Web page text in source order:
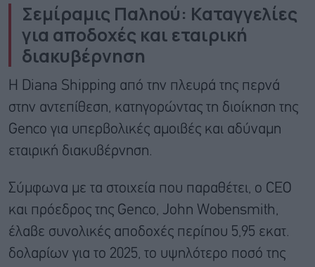
Σεμίραμις Παληού: Καταγγελίες
για αποδοχές και εταιρική
διακυβέρνηση
Η Diana Shipping από την πλευρά της περνά
στην αντεπίθεση, κατηγορώντας τη διοίκηση της
Genco για υπερβολικές αμοιβές και αδύναμη
εταιρική διακυβέρνηση.
Σύμφωνα με τα στοιχεία που παραθέτει, ο CEO
και πρόεδρος της Genco, John Wobensmith,
έλαβε συνολικές αποδοχές περίπου 5,95 εκατ.
δολαρίων για το 2025, το υψηλότερο ποσό της